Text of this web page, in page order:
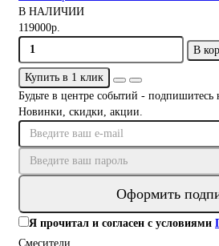
В НАЛИЧИИ
119000р.
В
Купить в 1 клик
Будьте в центре событий -
Новинки, скидки, акции.
Оформить
Я прочитал и согласен с условиями
Смесители